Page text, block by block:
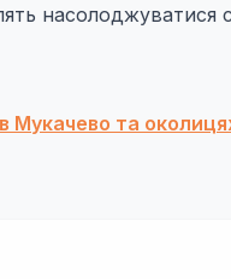
Мукачево та